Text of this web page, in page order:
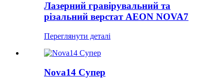
Лазерний гравірувальний та
різальний верстат AEON NOVA7
Переглянути деталі
Nova14 Супер